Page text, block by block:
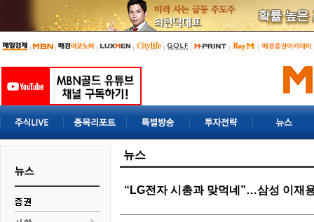
뉴스
“LG전자 시총과 맞먹네”…삼성 이재